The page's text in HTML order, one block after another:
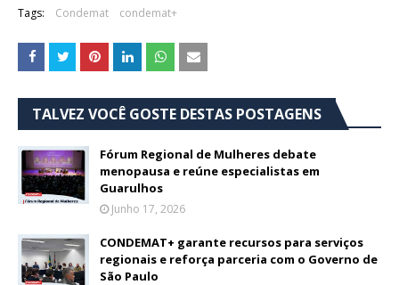
Tags: Condemat condemat+
TALVEZ VOCÊ GOSTE DESTAS POSTAGENS
Fórum Regional de Mulheres debate
menopausa e reúne especialistas em
Guarulhos
Junho 17, 2026
CONDEMAT+ garante recursos para serviços
regionais e reforça parceria com o Governo de
São Paulo